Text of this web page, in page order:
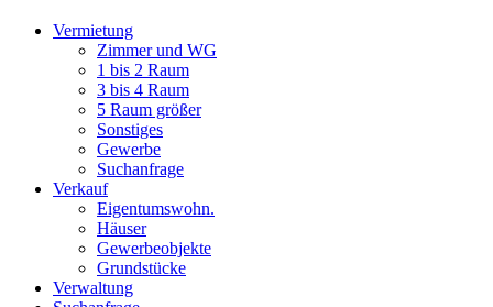
Vermietung
Zimmer und WG
1 bis 2 Raum
3 bis 4 Raum
5 Raum größer
Sonstiges
Gewerbe
Suchanfrage
Verkauf
Eigentumswohn.
Häuser
Gewerbeobjekte
Grundstücke
Verwaltung